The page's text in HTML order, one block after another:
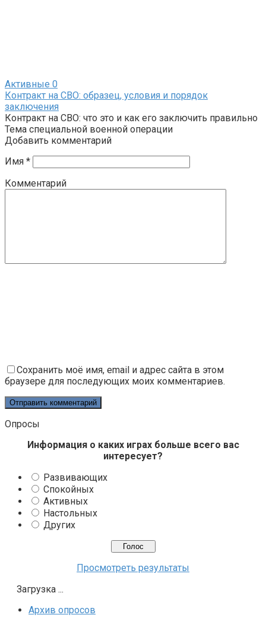
Активные 0
Контракт на СВО: образец, условия и порядок
заключения
Контракт на СВО: что это и как его заключить правильно
Тема специальной военной операции
Добавить комментарий
Имя *
Комментарий
Сохранить моё имя, email и адрес сайта в этом
браузере для последующих моих комментариев.
Опросы
Информация о каких играх больше всего вас
интересует?
Развивающих
Спокойных
Активных
Настольных
Других
Просмотреть результаты
Загрузка ...
Архив опросов